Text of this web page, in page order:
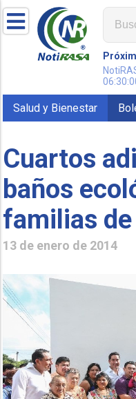
Salud y Bienestar
Cuartos
baños
familias
13 de enero de 2014